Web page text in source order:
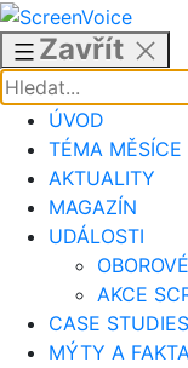
Přejít
obsahu
Zavřít
ÚVOD
TÉMA MĚSÍCE
AKTUALITY
MAGAZÍN
UDÁLOSTI
AKCE
CASE STUDIES
MÝTY A